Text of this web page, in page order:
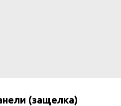
(защелка)